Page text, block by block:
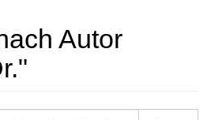
Autor